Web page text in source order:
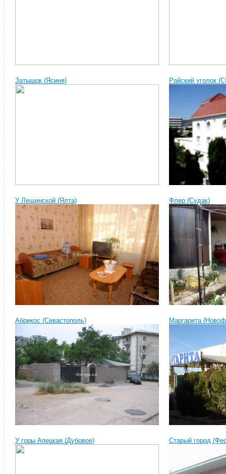
Затышок (Ясиня) Райский уголок
У Лещинской (Ялта) Флер (Судак)
Абрикос (Севастополь) Маргарита
У горы Апецкая (Дубовое) Старый город